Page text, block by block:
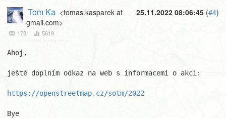
25.11.2022 08:06:45 (#4)
Tom Ka <tomas.kasparek at
gmail.com>
1781 5619
Ahoj,
ještě doplním odkaz na web s informacemi o akci:
https://openstreetmap.cz/sotm/2022
Bye